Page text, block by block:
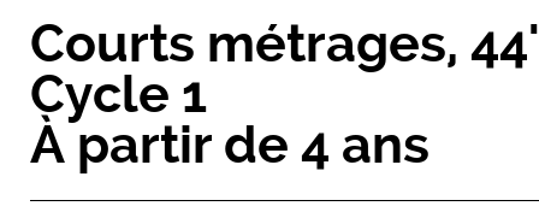
Courts métrages, 44'
Cycle 1
À partir de 4 ans